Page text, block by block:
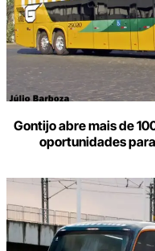
Gontijo abre mais de
oportunidades